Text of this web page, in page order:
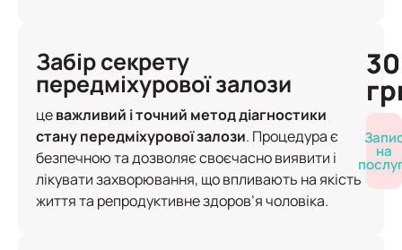
Забір секрету
передміхурової залози
цеважливий і точний метод діагностики
стану передміхурової залози. Процедура є
безпечною та дозволяє своєчасно виявити і
лікувати захворювання, що впливають на якість
життя та репродуктивне здоров’я чоловіка.
на